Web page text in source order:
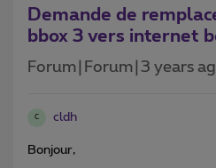
Demande de
bbox 3 vers internet
Forum|Forum|3 years
C cldh
Bonjour,